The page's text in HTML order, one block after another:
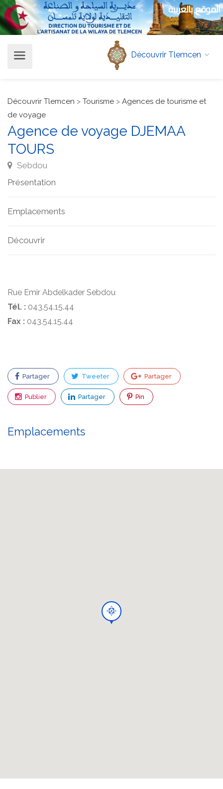
الموقع بالعربية
Découvrir Tlemcen
Découvrir Tlemcen > Tourisme > Agences de tourisme et
de voyage
Agence de voyage DJEMAA
TOURS
Sebdou
Présentation
Emplacements
Découvrir
Rue Emir Abdelkader Sebdou
Tél. : 043.54.15.44
Fax : 043.54.15.44
Partager Tweeter Partager
Publier Partager Pin
Emplacements